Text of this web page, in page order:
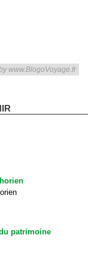
www.BlogoVoyage.fr
patrimoine